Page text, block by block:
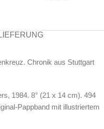
Chronik aus Stuttgart
1984. 8° (21 x 14 cm). 494
Pappband mit illustriertem